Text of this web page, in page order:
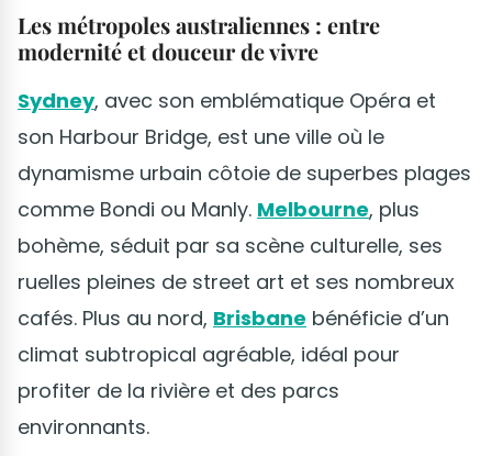
Les métropoles australiennes : entre
modernité et douceur de vivre
Sydney, avec son emblématique Opéra et
son Harbour Bridge, est une ville où le
dynamisme urbain côtoie de superbes plages
comme Bondi ou Manly. Melbourne, plus
bohème, séduit par sa scène culturelle, ses
ruelles pleines de street art et ses nombreux
cafés. Plus au nord, Brisbane bénéficie d’un
climat subtropical agréable, idéal pour
profiter de la rivière et des parcs
environnants.